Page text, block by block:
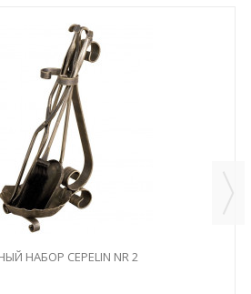
НАБОР CEPELIN NR 2